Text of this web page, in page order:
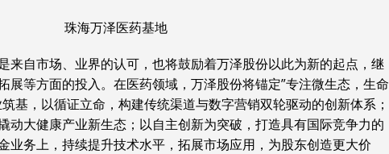
珠海万泽医药基地
来自市场、业界的认可，也将鼓励着万泽股份以此为新的起点，继
展等方面的投入。在医药领域，万泽股份将锚定”专注微生态，生命
基，以循证立命，构建传统渠道与数字营销双轮驱动的创新体系；
动大健康产业新生态；以自主创新为突破，打造具有国际竞争力的
业务上，持续提升技术水平，拓展市场应用，为股东创造更大价